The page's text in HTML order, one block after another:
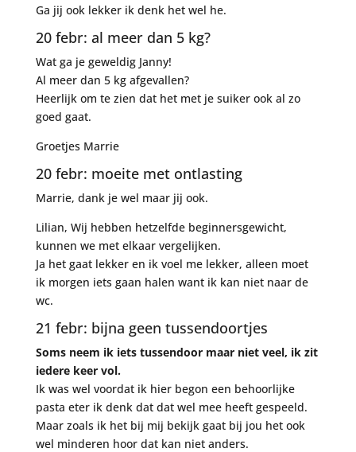
Ga jij ook lekker ik denk het wel he.
20 febr: al meer dan 5 kg?
Wat ga je geweldig Janny!
Al meer dan 5 kg afgevallen?
Heerlijk om te zien dat het met je suiker ook al zo
goed gaat.
Groetjes Marrie
20 febr: moeite met ontlasting
Marrie, dank je wel maar jij ook.
Lilian, Wij hebben hetzelfde beginnersgewicht,
kunnen we met elkaar vergelijken.
Ja het gaat lekker en ik voel me lekker, alleen moet
ik morgen iets gaan halen want ik kan niet naar de
wc.
21 febr: bijna geen tussendoortjes
Soms neem ik iets tussendoor maar niet veel, ik zit
iedere keer vol.
Ik was wel voordat ik hier begon een behoorlijke
pasta eter ik denk dat dat wel mee heeft gespeeld.
Maar zoals ik het bij mij bekijk gaat bij jou het ook
wel minderen hoor dat kan niet anders.